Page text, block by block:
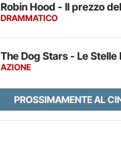
Robin Hood - Il prezzo
DRAMMATICO
The Dog Stars - Le Stelle
AZIONE
PROSSIMAMENTE AL